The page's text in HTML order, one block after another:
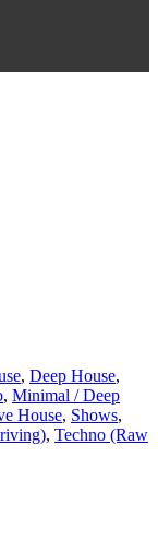
, Deep House,
, Minimal / Deep
House, Shows,
, Techno (Raw